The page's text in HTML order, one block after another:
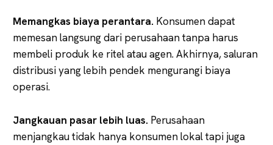
Memangkas biaya perantara. Konsumen dapat
memesan langsung dari perusahaan tanpa harus
membeli produk ke ritel atau agen. Akhirnya, saluran
distribusi yang lebih pendek mengurangi biaya
operasi.
Jangkauan pasar lebih luas. Perusahaan
menjangkau tidak hanya konsumen lokal tapi juga